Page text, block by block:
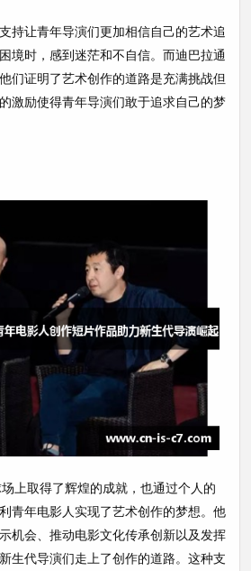
持让青年导演们更加相信自己的艺术追
境时，感到迷茫和不自信。而迪巴拉通
们证明了艺术创作的道路是充满挑战但
激励使得青年导演们敢于追求自己的梦
上取得了辉煌的成就，也通过个人的
青年电影人实现了艺术创作的梦想。他
机会、推动电影文化传承创新以及发挥
生代导演们走上了创作的道路。这种支